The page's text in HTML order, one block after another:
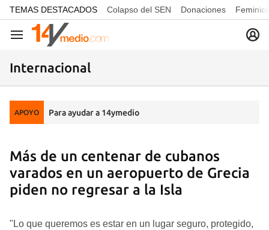
common.go-to-content
TEMAS DESTACADOS Colapso del SEN Donaciones
Navegación
Internacional
APOYO Para ayudar a 14ymedio
Más de un centenar de cubanos
varados en un aeropuerto de Grecia
piden no regresar a la Isla
"Lo que queremos es estar en un lugar seguro, protegido,